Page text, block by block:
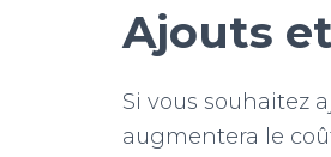
Ajouts
Si vous souhaitez
augmentera le